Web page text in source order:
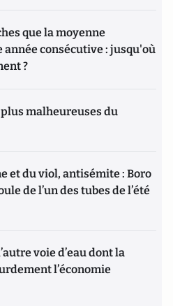
que la moyenne
année consécutive : jusqu'où
?
malheureuses du
et du viol, antisémite : Boro
de l’un des tubes de l’été
voie d’eau dont la
l’économie